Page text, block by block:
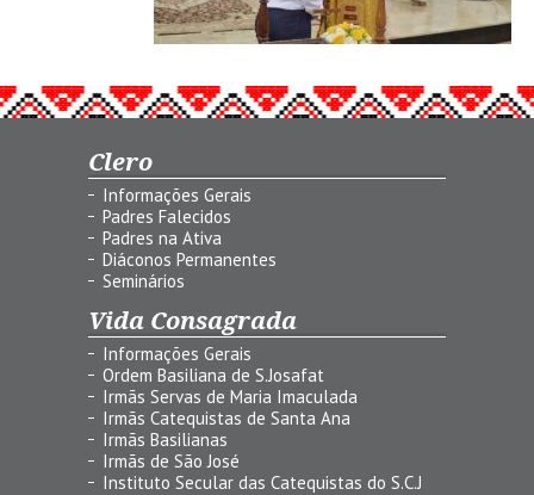
Clero
Informações Gerais
Padres Falecidos
Padres na Ativa
Diáconos Permanentes
Seminários
Vida Consagrada
Informações Gerais
Ordem Basiliana de S.Josafat
Irmãs Servas de Maria Imaculada
Irmãs Catequistas de Santa Ana
Irmãs Basilianas
Irmãs de São José
Instituto Secular das Catequistas do S.C.J